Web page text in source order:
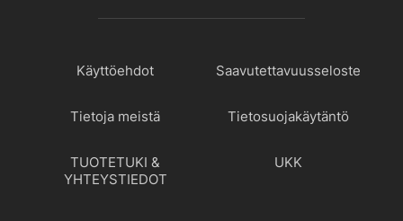
Käyttöehdot Saavutettavuusseloste
Tietoja meistä Tietosuojakäytäntö
TUOTETUKI &
YHTEYSTIEDOT
UKK